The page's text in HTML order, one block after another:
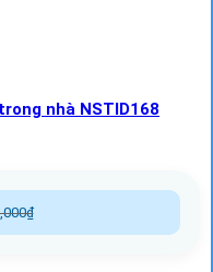
nhà NSTID168
₫